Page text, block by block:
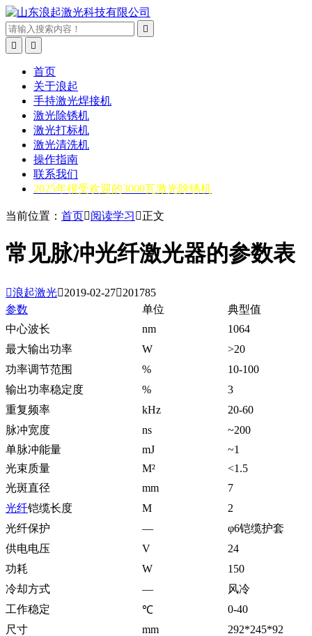



首页
关于浪起
手持激光焊接机
激光除锈机
激光打标机
激光清洗机
操作指南
联系我们
2025年很受欢迎的3000瓦激光除锈机
当前位置： 首页阅读学习 正文
常见脉冲光纤激光器的参数表
浪起激光2019-02-27201785
参数
单位
典型值
中心波长
nm
1064
最大输出功率
W
>20
功率调节范围
%
10-100
输出功率稳定度
%
3
重复频率
kHz
20-60
脉冲宽度
ns
~200
单脉冲能量
mJ
~1
光束质量
M²
<1.5
光斑直径
mm
7
光纤铠缆长度 M
2
光纤保护
—
φ6铠缆护套
供电电压
V
24
功耗
W
150
冷却方式
—
风冷
工作稳定
℃
0-40
尺寸
mm 292*245*92